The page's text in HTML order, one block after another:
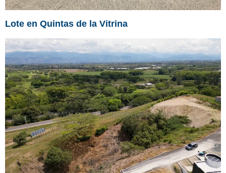
Lote en Quintas de la Vitrina